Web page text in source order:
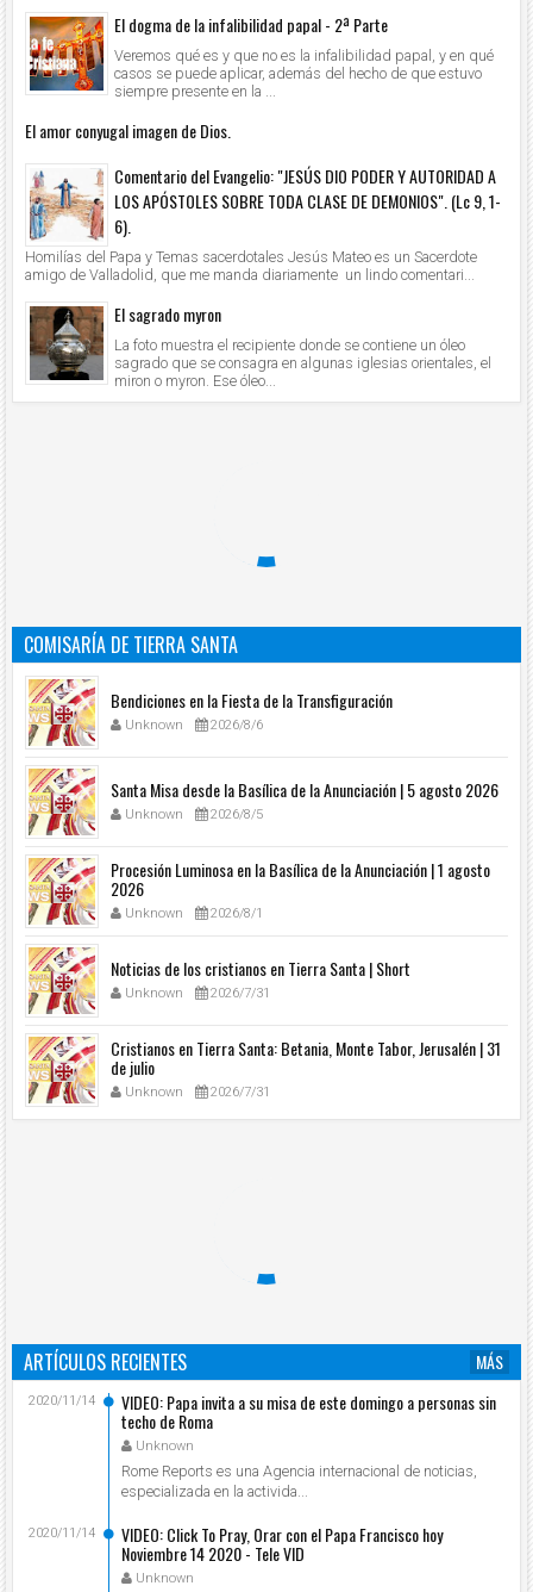
El dogma de la infalibilidad papal - 2ª Parte
Veremos qué es y que no es la infalibilidad papal, y en qué
casos se puede aplicar, además del hecho de que estuvo
siempre presente en la ...
El amor conyugal imagen de Dios.
Comentario del Evangelio: "JESÚS DIO PODER Y AUTORIDAD A
LOS APÓSTOLES SOBRE TODA CLASE DE DEMONIOS". (Lc 9, 1-
6).
Homilías del Papa y Temas sacerdotales Jesús Mateo es un Sacerdote
amigo de Valladolid, que me manda diariamente un lindo comentari...
El sagrado myron
La foto muestra el recipiente donde se contiene un óleo
sagrado que se consagra en algunas iglesias orientales, el
miron o myron. Ese óleo...
COMISARÍA DE TIERRA SANTA
Bendiciones en la Fiesta de la Transfiguración
Unknown 2026/8/6
Santa Misa desde la Basílica de la Anunciación | 5 agosto 2026
Unknown 2026/8/5
Procesión Luminosa en la Basílica de la Anunciación | 1 agosto
2026
Unknown 2026/8/1
Noticias de los cristianos en Tierra Santa | Short
Unknown 2026/7/31
Cristianos en Tierra Santa: Betania, Monte Tabor, Jerusalén | 31
de julio
Unknown 2026/7/31
ARTÍCULOS RECIENTES
MÁS
VIDEO: Papa invita a su misa de este domingo a personas sin
techo de Roma
Unknown
2020/11/14
Rome Reports es una Agencia internacional de noticias,
especializada en la activida...
VIDEO: Click To Pray, Orar con el Papa Francisco hoy
Noviembre 14 2020 - Tele VID
Unknown
2020/11/14